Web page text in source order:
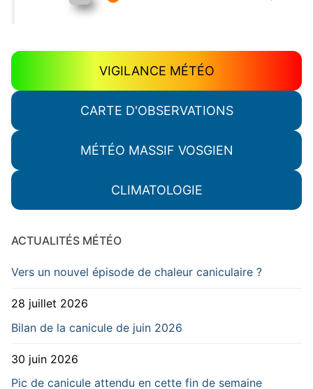
VIGILANCE MÉTÉO
CARTE D'OBSERVATIONS
MÉTÉO MASSIF VOSGIEN
CLIMATOLOGIE
ACTUALITÉS MÉTÉO
Vers un nouvel épisode de chaleur caniculaire ?
28 juillet 2026
Bilan de la canicule de juin 2026
30 juin 2026
Pic de canicule attendu en cette fin de semaine